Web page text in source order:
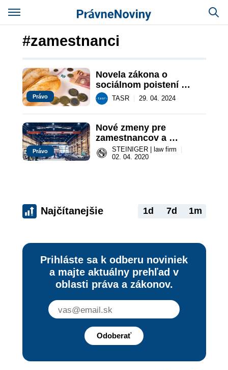
#zamestnanci
Právo
Novela zákona o
sociálnom poistení
spôsobí rast cien
niektorých potravín
TASR 29. 04. 2024
Právo
Nové zmeny pre
zamestnancov a
zamestnávateľov
STEINIGER | law firm
02. 04. 2020
Najčítanejšie 1d 7d 1m
Prihláste sa k odberu noviniek
a majte aktuálny prehľad v
oblasti práva a zákonov.
Odoberať